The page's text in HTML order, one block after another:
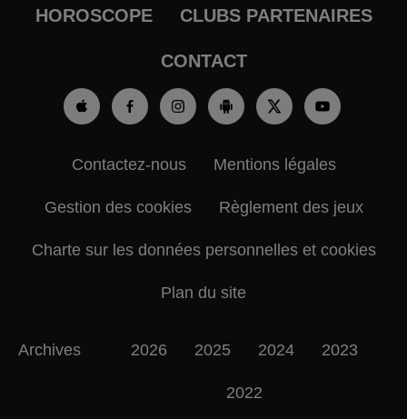
HOROSCOPE CLUBS PARTENAIRES
CONTACT
Contactez-nous Mentions légales
Gestion des cookies Règlement des jeux
Charte sur les données personnelles et cookies
Plan du site
Archives 2026 2025 2024 2023
2022